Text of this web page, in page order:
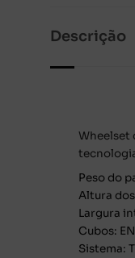
Descrição
Wheelset
Peso do
Altura
Largura
Cubos:
Sistema: